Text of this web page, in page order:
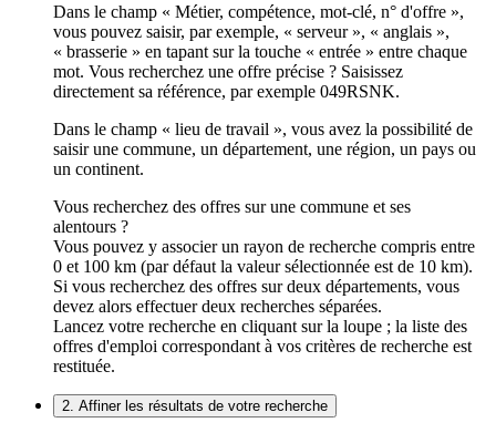
Dans le champ « Métier, compétence, mot-clé, n° d'offre »,
vous pouvez saisir, par exemple, « serveur », « anglais »,
« brasserie » en tapant sur la touche « entrée » entre chaque
mot. Vous recherchez une offre précise ? Saisissez
directement sa référence, par exemple 049RSNK.
Dans le champ « lieu de travail », vous avez la possibilité de
saisir une commune, un département, une région, un pays ou
un continent.
Vous recherchez des offres sur une commune et ses
alentours ?
Vous pouvez y associer un rayon de recherche compris entre
0 et 100 km (par défaut la valeur sélectionnée est de 10 km).
Si vous recherchez des offres sur deux départements, vous
devez alors effectuer deux recherches séparées.
Lancez votre recherche en cliquant sur la loupe ; la liste des
offres d'emploi correspondant à vos critères de recherche est
restituée.
2. Affiner les résultats de votre recherche